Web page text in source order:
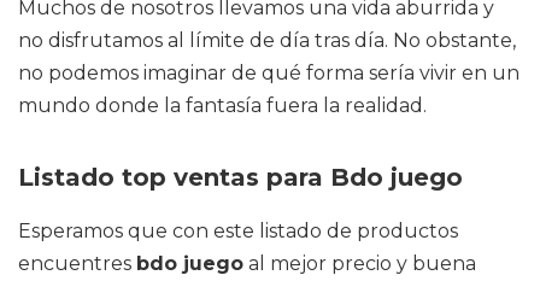
Muchos de nosotros llevamos una vida aburrida y
no disfrutamos al límite de día tras día. No obstante,
no podemos imaginar de qué forma sería vivir en un
mundo donde la fantasía fuera la realidad.
Listado top ventas para Bdo juego
Esperamos que con este listado de productos
encuentres bdo juego al mejor precio y buena